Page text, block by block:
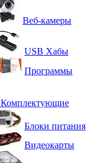
Веб-камеры
USB Хабы
Программы
Комплектующие
Блоки питания
Видеокарты